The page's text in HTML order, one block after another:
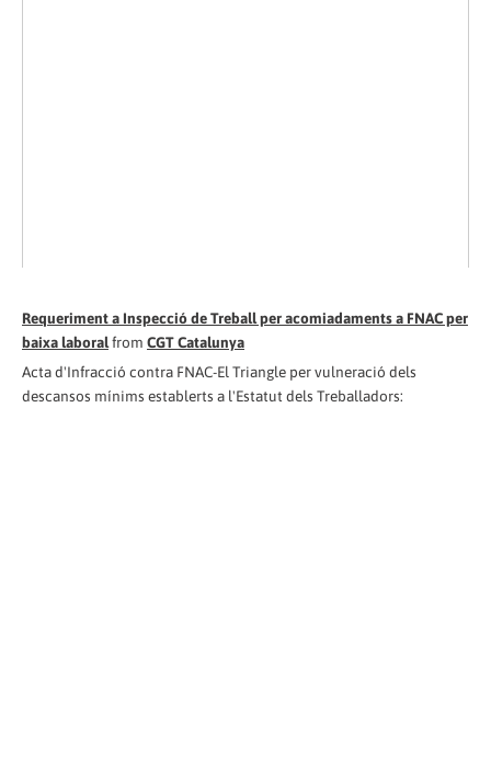
Requeriment a Inspecció de Treball per acomiadaments a FNAC per
baixa laboralfrom CGT Catalunya
Acta d'Infracció contra FNAC-El Triangle per vulneració dels
descansos mínims establerts a l'Estatut dels Treballadors: